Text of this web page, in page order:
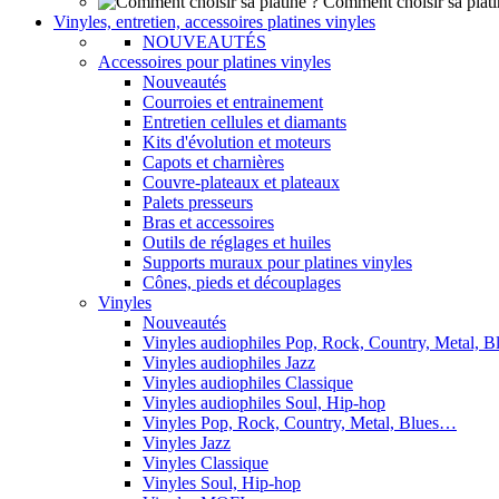
Vinyles, entretien, accessoires platines vinyles
NOUVEAUTÉS
Accessoires pour platines vinyles
Nouveautés
Courroies et entrainement
Entretien cellules et diamants
Kits d'évolution et moteurs
Capots et charnières
Couvre-plateaux et plateaux
Palets presseurs
Bras et accessoires
Outils de réglages et huiles
Supports muraux pour platines vinyles
Cônes, pieds et découplages
Vinyles
Nouveautés
Vinyles audiophiles Pop, Rock, Country, Metal,
Vinyles audiophiles Jazz
Vinyles audiophiles Classique
Vinyles audiophiles Soul, Hip-hop
Vinyles Pop, Rock, Country, Metal, Blues…
Vinyles Jazz
Vinyles Classique
Vinyles Soul, Hip-hop